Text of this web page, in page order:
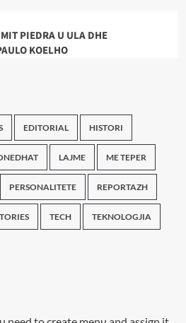
PIEDRA U ULA DHE
KOELHO
EDITORIAL HISTORI
LAJME ME TEPER
PERSONALITETE REPORTAZH
TECH TEKNOLOGJIA